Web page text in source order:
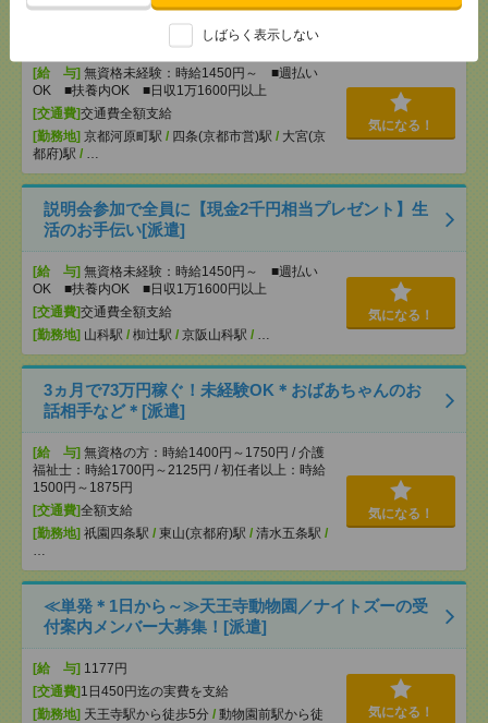
しばらく表示しない
志望動機も履歴書も不要！日収1.1万円～＊未経験OK
[給 与] 無資格未経験：時給1450円～ ■週払い
OK ■扶養内OK ■日収1万1600円以上
[交通費]交通費全額支給
[勤務地] 京都河原町駅 / 四条(京都市営)駅 / 大宮(京
都府)駅 / …
気になる！
説明会参加で全員に【現金2千円相当プレゼント】生
活のお手伝い[派遣]
[給 与] 無資格未経験：時給1450円～ ■週払い
OK ■扶養内OK ■日収1万1600円以上
[交通費]交通費全額支給
[勤務地] 山科駅 / 椥辻駅 / 京阪山科駅 / …
気になる！
3ヵ月で73万円稼ぐ！未経験OK＊おばあちゃんのお
話相手など＊[派遣]
[給 与] 無資格の方：時給1400円～1750円 / 介護
福祉士：時給1700円～2125円 / 初任者以上：時給
1500円～1875円
[交通費]全額支給
[勤務地] 祇園四条駅 / 東山(京都府)駅 / 清水五条駅 /
…
気になる！
≪単発＊1日から～≫天王寺動物園／ナイトズーの受
付案内メンバー大募集！[派遣]
[給 与] 1177円
[交通費] 1日450円迄の実費を支給
[勤務地] 天王寺駅から徒歩5分 / 動物園前駅から徒
気になる！